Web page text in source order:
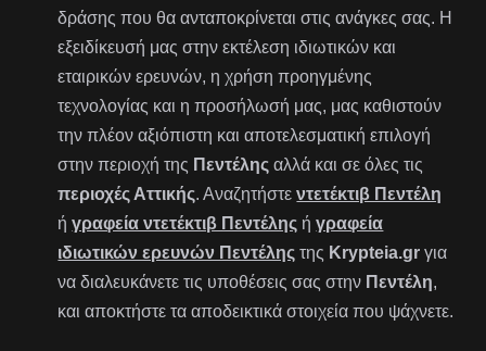
δράσης που θα ανταποκρίνεται στις ανάγκες σας. Η
εξειδίκευσή μας στην εκτέλεση ιδιωτικών και
εταιρικών ερευνών, η χρήση προηγμένης
τεχνολογίας και η προσήλωσή μας, μας καθιστούν
την πλέον αξιόπιστη και αποτελεσματική επιλογή
στην περιοχή της Πεντέλης αλλά και σε όλες τις
περιοχές Αττικής. Αναζητήστεντετέκτιβ Πεντέλη
ήγραφεία ντετέκτιβ Πεντέλης ήγραφεία
ιδιωτικών ερευνών Πεντέλης της Krypteia.gr για
να διαλευκάνετε τις υποθέσεις σας στην Πεντέλη,
και αποκτήστε τα αποδεικτικά στοιχεία που ψάχνετε.